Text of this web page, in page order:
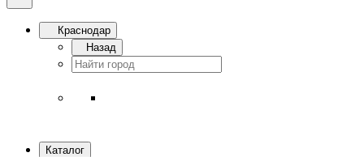
Краснодар
Назад
Каталог